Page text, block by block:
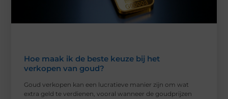
Hoe maak ik de beste keuze bij het
verkopen van goud?
Goud verkopen kan een lucratieve manier zijn om wat
extra geld te verdienen, vooral wanneer de goudprijzen